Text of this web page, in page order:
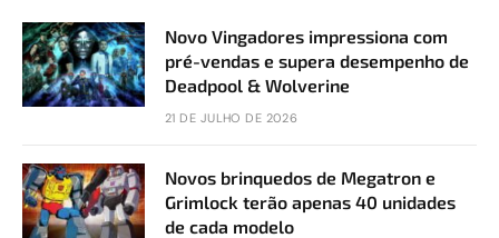
Novo Vingadores impressiona com
pré-vendas e supera desempenho de
Deadpool & Wolverine
21 DE JULHO DE 2026
Novos brinquedos de Megatron e
Grimlock terão apenas 40 unidades
de cada modelo